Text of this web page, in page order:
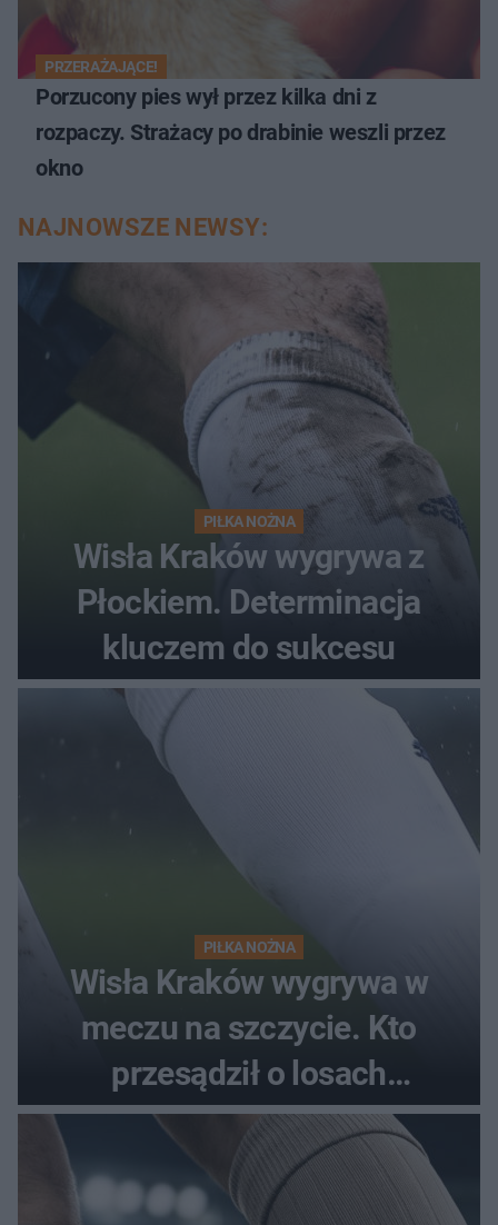
PRZERAŻAJĄCE!
Porzucony pies wył przez kilka dni z
rozpaczy. Strażacy po drabinie weszli przez
okno
NAJNOWSZE NEWSY:
PIŁKA NOŻNA
Wisła Kraków wygrywa z
Płockiem. Determinacja
kluczem do sukcesu
PIŁKA NOŻNA
Wisła Kraków wygrywa w
meczu na szczycie. Kto
przesądził o losach
spotkania?